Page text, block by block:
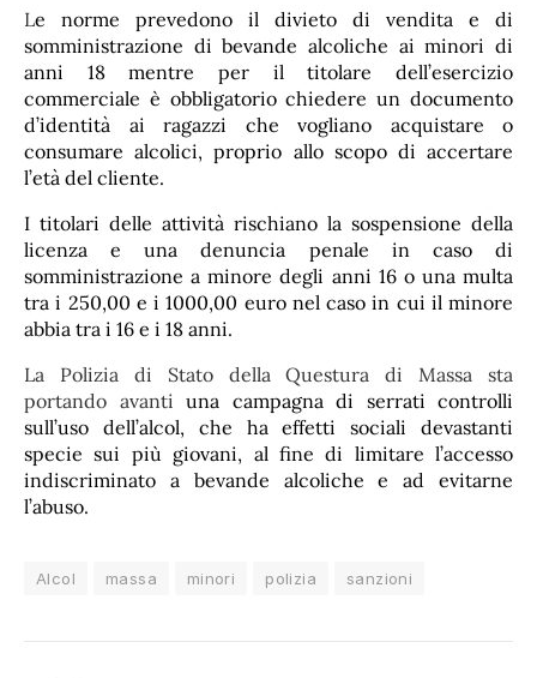
Le norme prevedono il divieto di vendita e di
somministrazione di bevande alcoliche ai minori di
anni 18 mentre per il titolare dell’esercizio
commerciale è obbligatorio chiedere un documento
d’identità ai ragazzi che vogliano acquistare o
consumare alcolici, proprio allo scopo di accertare
l’età del cliente.
I titolari delle attività rischiano la sospensione della
licenza e una denuncia penale in caso di
somministrazione a minore degli anni 16 o una multa
tra i 250,00 e i 1000,00 euro nel caso in cui il minore
abbia tra i 16 e i 18 anni.
La Polizia di Stato della Questura di Massa sta
portando avanti una campagna di serrati controlli
sull’uso dell’alcol, che ha effetti sociali devastanti
specie sui più giovani, al fine di limitare l’accesso
indiscriminato a bevande alcoliche e ad evitarne
l’abuso.
Alcol massa minori polizia sanzioni